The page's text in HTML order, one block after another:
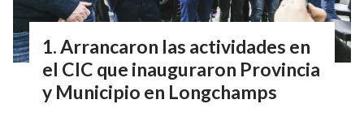
Arrancaron las actividades en
el CIC que inauguraron Provincia
y Municipio en Longchamps